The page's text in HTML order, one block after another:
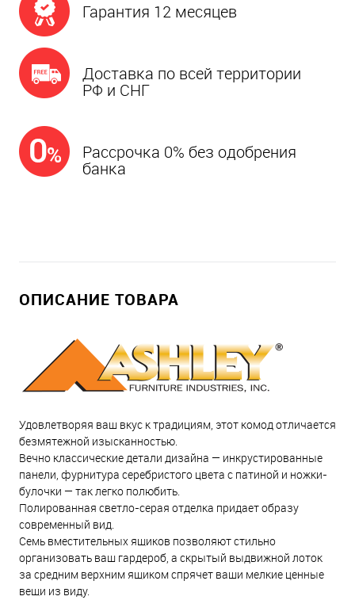
Гарантия 12 месяцев
Доставка по всей территории
РФ и СНГ
Рассрочка 0% без одобрения
банка
ОПИСАНИЕ ТОВАРА
Удовлетворяя ваш вкус к традициям, этот комод отличается
безмятежной изысканностью.
Вечно классические детали дизайна — инкрустированные
панели, фурнитура серебристого цвета с патиной и ножки-
булочки — так легко полюбить.
Полированная светло-серая отделка придает образу
современный вид.
Семь вместительных ящиков позволяют стильно
организовать ваш гардероб, а скрытый выдвижной лоток
за средним верхним ящиком спрячет ваши мелкие ценные
вещи из виду.